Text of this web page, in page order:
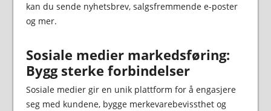
kan du sende nyhetsbrev, salgsfremmende e-poster
og mer.
Sosiale medier markedsføring:
Bygg sterke forbindelser
Sosiale medier gir en unik plattform for å engasjere
seg med kundene, bygge merkevarebevissthet og